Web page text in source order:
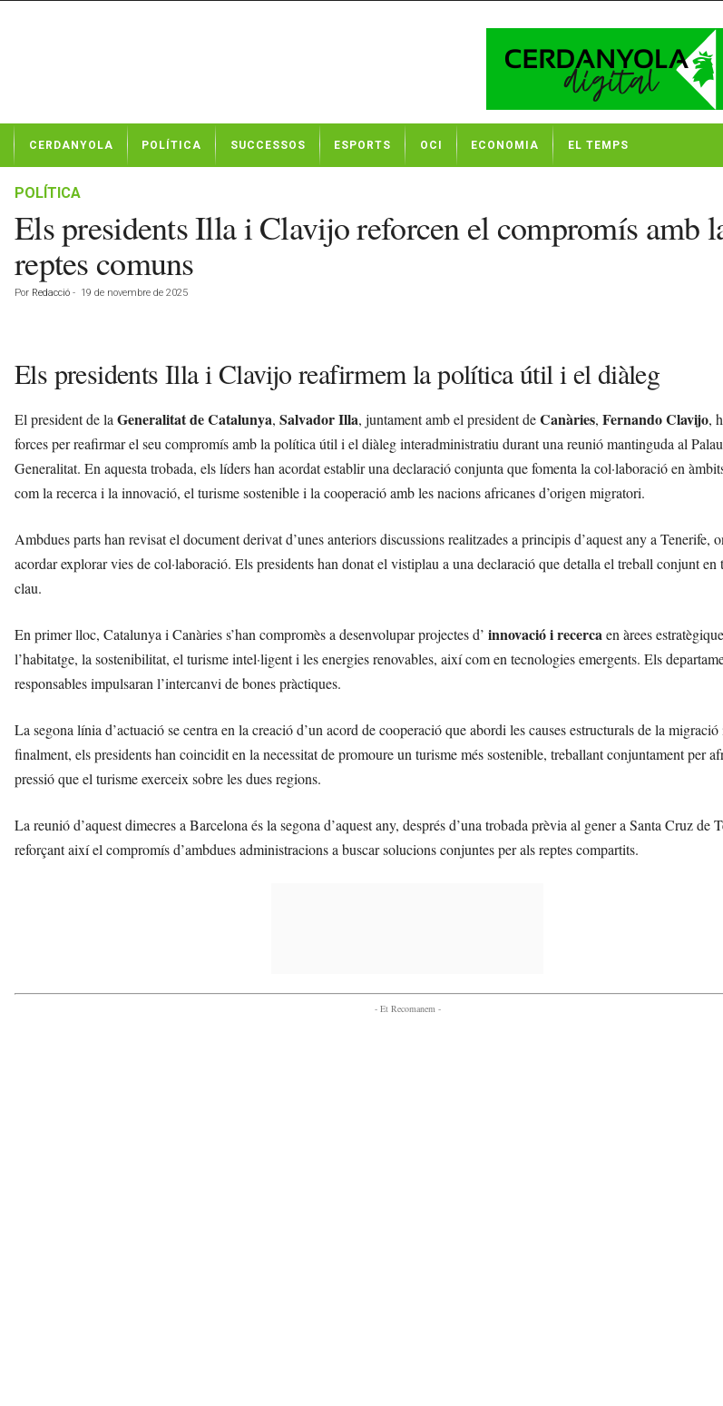
t
CERDANYOLA POLÍTICA SUCCESSOS ESPORTS OCI ECONOMIA EL TEMPS
POLÍTICA
Els presidents Illa i Clavijo reforcen el compromís amb
reptes comuns
Por Redacció - 19 de novembre de 2025
Els presidents Illa i Clavijo reafirmem la política útil i el diàleg
El president de la Generalitat de Catalunya, Salvador Illa, juntament amb el president deCanàries, Fernando Clavijo,
forces per reafirmar el seu compromís amb la política útil i el diàleg interadministratiu durant una reunió mantinguda al
Generalitat. En aquesta trobada, els líders han acordat establir una declaració conjunta que fomenta la col·laboració en
com la recerca i la innovació, el turisme sostenible i la cooperació amb les nacions africanes d’origen migratori.
Ambdues parts han revisat el document derivat d’unes anteriors discussions realitzades a principis d’aquest any a Tenerife,
acordar explorar vies de col·laboració. Els presidents han donat el vistiplau a una declaració que detalla el treball conjunt en
clau.
En primer lloc, Catalunya i Canàries s’han compromès a desenvolupar projectes d’ innovació i recercaen àrees
l’habitatge, la sostenibilitat, el turisme intel·ligent i les energies renovables, així com en tecnologies emergents. Els
responsables impulsaran l’intercanvi de bones pràctiques.
La segona línia d’actuació se centra en la creació d’un acord de cooperació que abordi les causes estructurals de la
finalment, els presidents han coincidit en la necessitat de promoure un turisme més sostenible, treballant conjuntament per
pressió que el turisme exerceix sobre les dues regions.
La reunió d’aquest dimecres a Barcelona és la segona d’aquest any, després d’una trobada prèvia al gener a Santa Cruz de
reforçant així el compromís d’ambdues administracions a buscar solucions conjuntes per als reptes compartits.
- Et Recomanem -